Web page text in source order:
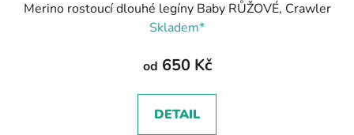
Merino rostoucí dlouhé legíny Baby RŮŽOVÉ, Crawler
Skladem*
od 650 Kč
DETAIL